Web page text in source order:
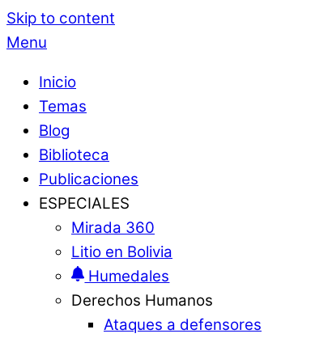
Skip to content
Menu
Inicio
Temas
Blog
Biblioteca
Publicaciones
ESPECIALES
Mirada 360
Litio en Bolivia
Humedales
Derechos Humanos
Ataques a defensores